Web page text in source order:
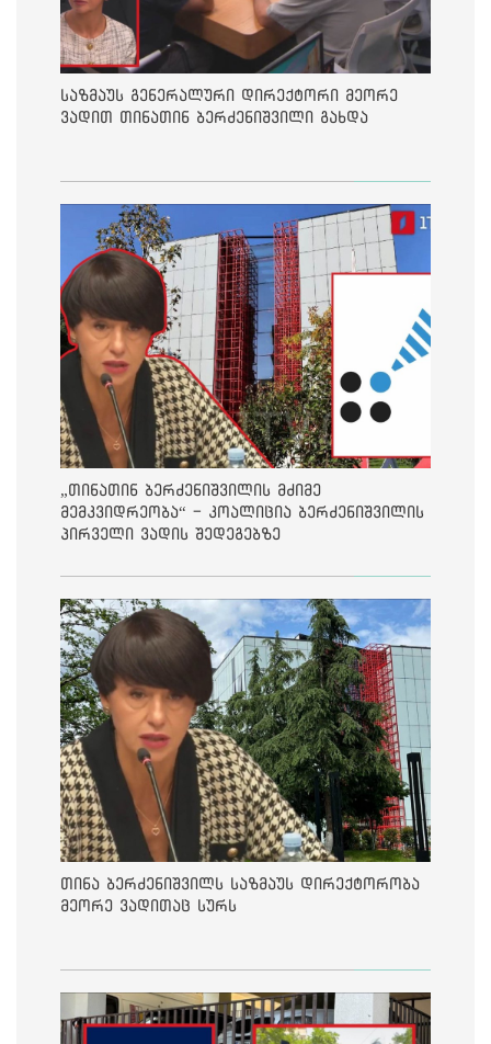
საზმაუს გენერალური დირექტორი მეორე
ვადით თინათინ ბერძენიშვილი გახდა
„თინათინ ბერძენიშვილის მძიმე
მემკვიდრეობა“ - კოალიცია ბერძენიშვილის
პირველი ვადის შედეგებზე
თინა ბერძენიშვილს საზმაუს დირექტორობა
მეორე ვადითაც სურს